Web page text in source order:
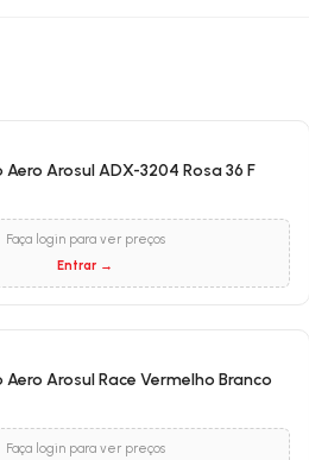
Arosul ADX-3204 Rosa 36 F
Faça login para ver preços
Entrar →
Arosul Race Vermelho Branco
Faça login para ver preços